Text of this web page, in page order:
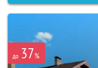
до 37%